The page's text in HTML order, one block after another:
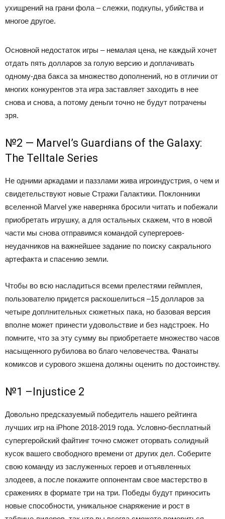
ухищрений на грани фола – слежки, подкупы, убийства и
многое другое.
Основной недостаток игры – немалая цена, не каждый хочет
отдать пять долларов за голую версию и доплачивать
одному-два бакса за множество дополнений, но в отличии от
многих конкурентов эта игра заставляет заходить в нее
снова и снова, а потому деньги точно не будут потрачены
зря.
№2 — Marvel’s Guardians of the Galaxy:
The Telltale Series
Не одними аркадами и паззлами жива игроиндустрия, о чем и
свидетельствуют новые Стражи Галактики. Поклонники
вселенной Marvel уже наверняка бросили читать и побежали
приобретать игрушку, а для остальных скажем, что в новой
части мы снова отправимся командой супергероев-
неудачников на важнейшее задание по поиску сакрального
артефакта и спасению земли.
Чтобы во всю насладиться всеми прелестями геймплея,
пользователю придется раскошелиться –15 долларов за
четыре доплнительных сюжетных пака, но базовая версия
вполне может принести удовольствие и без надстроек. Но
помните, что за эту сумму вы приобретаете множество часов
насыщенного рубилова во благо человечества. Фанаты
комиксов и сурового экшена должны оценить по достоинству.
№1 –Injustice 2
Довольно предсказуемый победитель нашего рейтинга
лучших игр на iPhone 2018-2019 года. Условно-бесплатный
супергеройский файтинг точно сможет оторвать солидный
кусок вашего свободного времени от других дел. Соберите
свою команду из заслуженных героев и отъявленных
злодеев, а после покажите оппонентам свое мастерство в
сражениях в формате три на три. Победы будут приносить
новые способности, уникальное снаряжение и рост в